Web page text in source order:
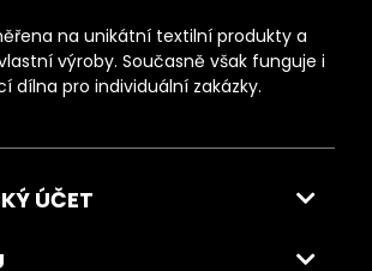
na unikátní textilní produkty a
výroby. Současně však funguje i
dílna pro individuální zakázky.
ÚČET